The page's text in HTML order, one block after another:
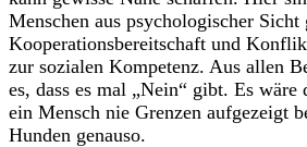
Menschen aus psychologischer Sicht
Kooperationsbereitschaft und
zur sozialen Kompetenz. Aus allen
es, dass es mal „Nein“ gibt. Es wäre
ein Mensch nie Grenzen aufgezeigt
Hunden genauso.